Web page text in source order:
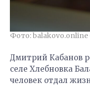
Фото:
Дмитрий Кабанов
селе Хлебновка
человек отдал